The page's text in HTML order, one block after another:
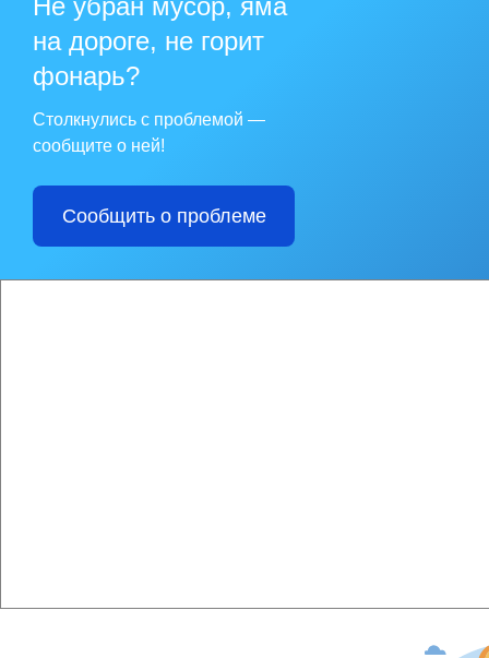
Не убран мусор, яма
на дороге, не горит
фонарь?
Столкнулись с проблемой —
сообщите о ней!
Сообщить о проблеме